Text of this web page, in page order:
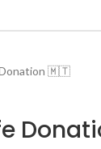
Donation 🇲🇹